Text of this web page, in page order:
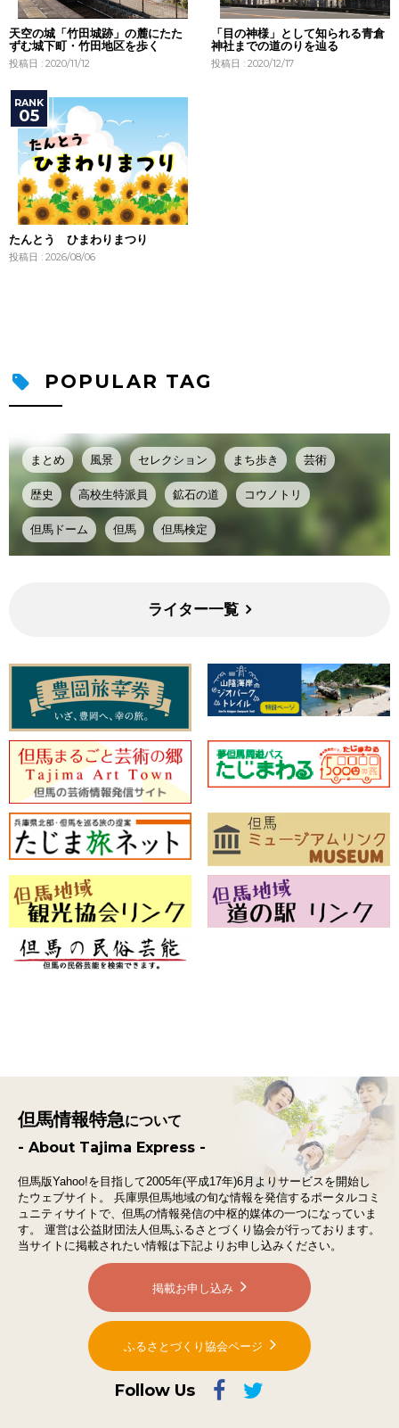
天空の城「竹田城跡」の麓にたた
ずむ城下町・竹田地区を歩く
投稿日 : 2020/11/12
「目の神様」として知られる青倉
神社までの道のりを辿る
投稿日 : 2020/12/17
たんとう ひまわりまつり
投稿日 : 2026/08/06
POPULAR TAG
まとめ 風景 セレクション まち歩き 芸術
歴史 高校生特派員 鉱石の道 コウノトリ
但馬ドーム 但馬 但馬検定
ライター一覧
但馬情報特急について
- About Tajima Express -
但馬版Yahoo!を目指して2005年(平成17年)6月よりサービスを開始し
たウェブサイト。
兵庫県但馬地域の旬な情報を発信するポータルコミ
ュニティサイトで、 但馬の情報発信の中枢的媒体の一つになっていま
す。
運営は公益財団法人但馬ふるさとづくり協会が行っております。
当サイトに掲載されたい情報は下記よりお申し込みください。
掲載お申し込み
ふるさとづくり協会ページ
Follow Us